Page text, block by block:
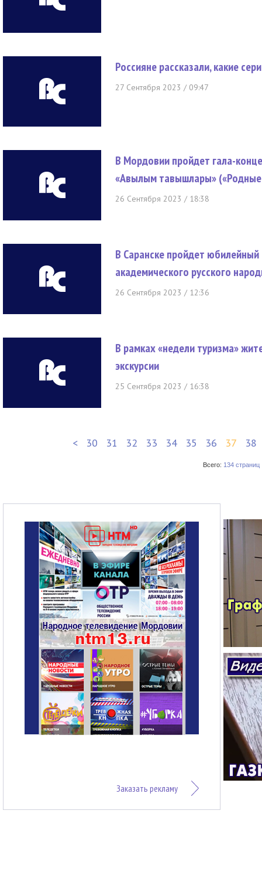
Россияне рассказали, какие
27 Сентября 2023 / 09:47
В Мордовии пройдет гала-
«Авылым тавышлары»
26 Сентября 2023 / 18:38
В Саранске пройдет юбилейный
академического русского
26 Сентября 2023 / 12:36
В рамках «недели туризма»
экскурсии
25 Сентября 2023 / 16:38
< 30 31 32 33 34 35 36 37 38
Всего: 134 страниц
Заказать рекламу